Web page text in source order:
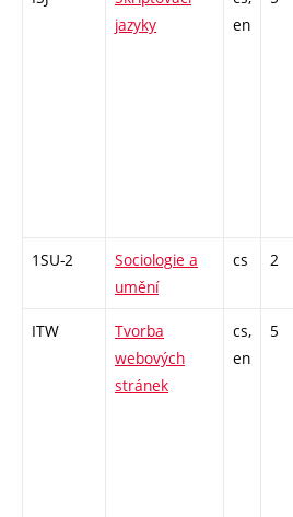
jazyky
en
1SU-2
Sociologie a
umění
cs 2
ITW
Tvorba
webových
stránek
cs,
en
5